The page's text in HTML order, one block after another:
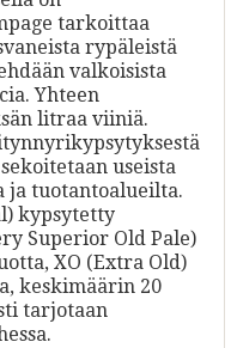
tarkoittaa
rypäleistä
valkoisista
Yhteen
litraa viiniä.
useista
tuotantoalueilta.
kypsytetty
Superior Old Pale)
XO (Extra Old)
keskimäärin 20
tarjotaan